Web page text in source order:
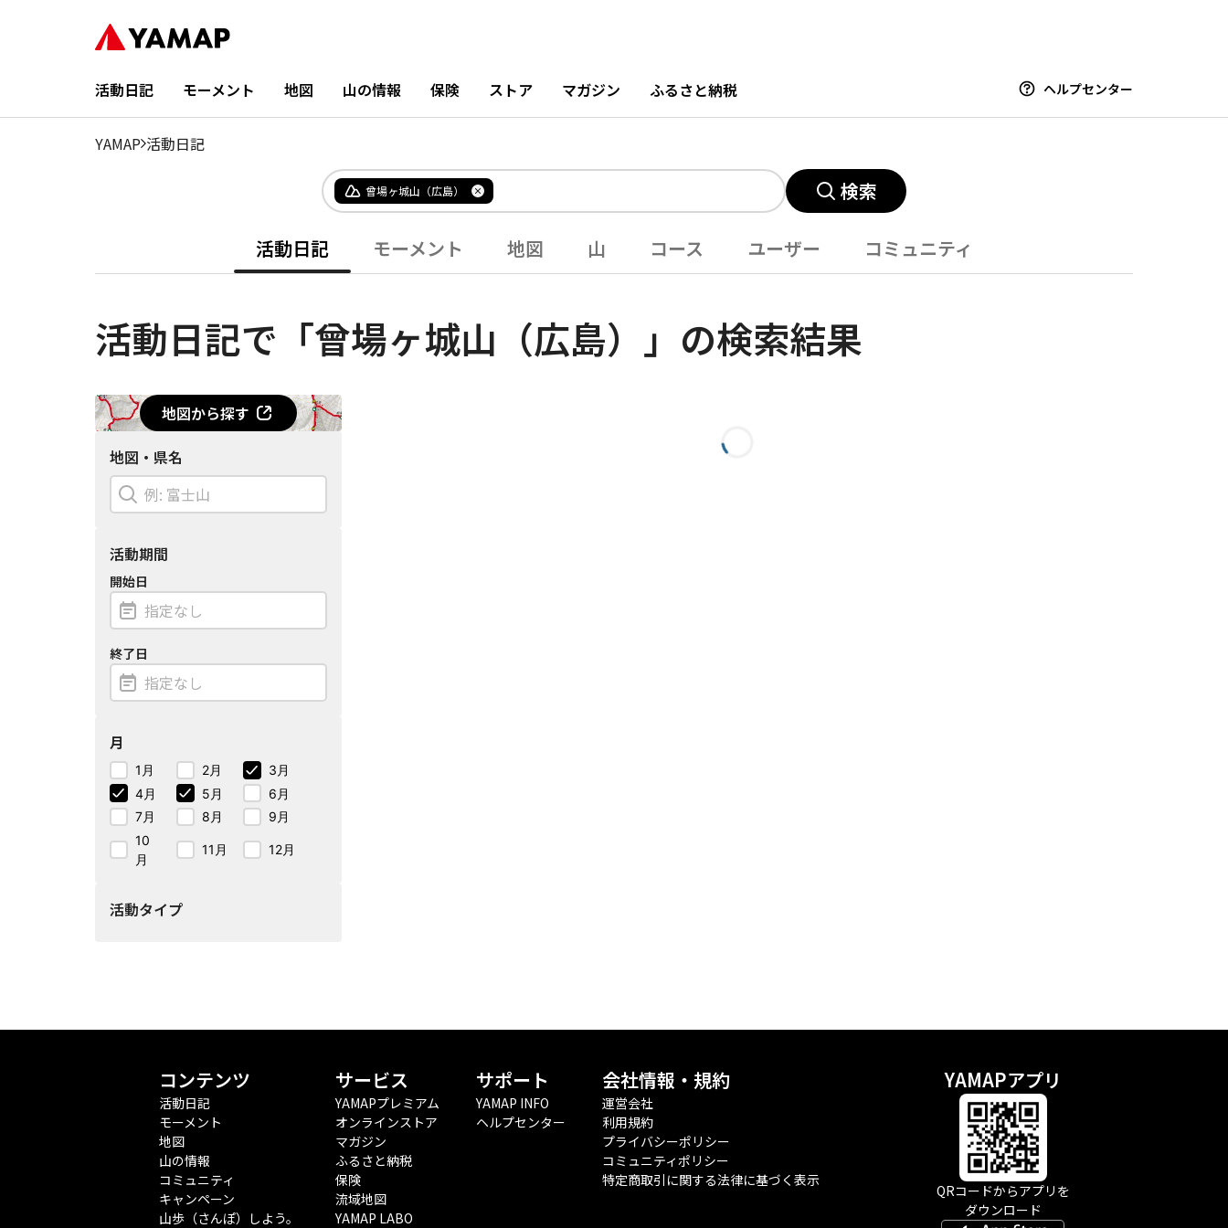
活動日記 モーメント 地図 山の情報 保険 ストア マガジン ふるさと納税 ヘルプセンター
YAMAP 活動日記
曾場ヶ城山（広島） 検索
活動日記 モーメント 地図 山 コース ユーザー コミュニティ
活動日記で「曾場ヶ城山（広島）」の検索結果
地図から探す
地図・県名
活動期間
開始日
終了日
月
1月 2月
3月
4月
5月
6月
7月
8月
9月
10
月
11月 12月
活動タイプ
コンテンツ
活動日記
モーメント
地図
山の情報
コミュニティ
キャンペーン
山歩（さんぽ）しよう。
サービス
YAMAPプレミアム
オンラインストア
マガジン
ふるさと納税
保険
流域地図
YAMAP LABO
サポート
YAMAP INFO
ヘルプセンター
会社情報・規約
運営会社
利用規約
プライバシーポリシー
コミュニティポリシー
特定商取引に関する法律に基づく表示
YAMAPアプリ
QRコードからアプリを
ダウンロード